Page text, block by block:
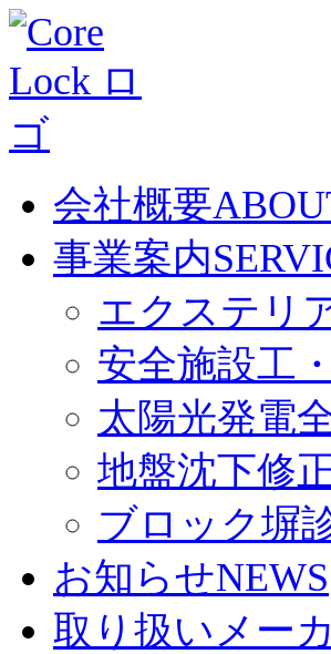
会社概要
事業案内
エクステリ
安全施設工
太陽光発電
地盤沈下修
ブロック塀
お知らせNEWS
取り扱いメー